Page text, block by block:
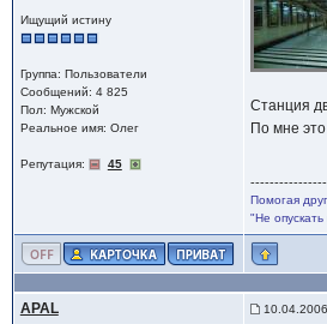
Ищущий истину
Группа: Пользователи
Сообщений: 4 825
Пол: Мужской
Реальное имя: Олег
Репутация: 45
Станция
По мне
Помогая
"Не
APAL